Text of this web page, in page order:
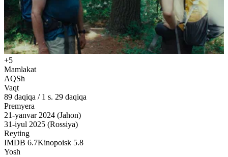
+5
Mamlakat
AQSh
Vaqt
89 daqiqa / 1 s. 29 daqiqa
Premyera
21-yanvar 2024 (Jahon)
31-iyul 2025 (Rossiya)
Reyting
IMDB 6.7Kinopoisk 5.8
Yosh